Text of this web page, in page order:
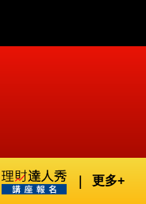
更多+